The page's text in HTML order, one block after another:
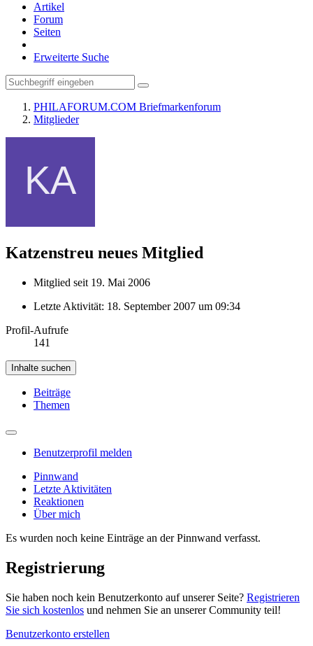
Artikel
Forum
Seiten
Erweiterte Suche
PHILAFORUM.COM Briefmarkenforum
Mitglieder
Katzenstreu neues Mitglied
Mitglied seit 19. Mai 2006
Letzte Aktivität: 18. September 2007 um 09:34
Profil-Aufrufe
141
Inhalte suchen
Beiträge
Themen
Benutzerprofil melden
Pinnwand
Letzte Aktivitäten
Reaktionen
Über mich
Es wurden noch keine Einträge an der Pinnwand verfasst.
Registrierung
Sie haben noch kein Benutzerkonto auf unserer Seite? Registrieren
Sie sich kostenlos und nehmen Sie an unserer Community teil!
Benutzerkonto erstellen